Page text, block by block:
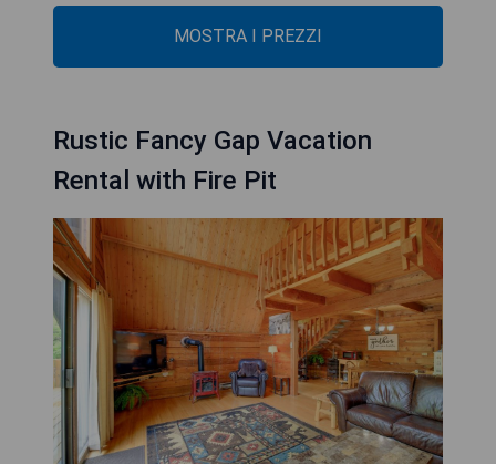
MOSTRA I PREZZI
Rustic Fancy Gap Vacation
Rental with Fire Pit